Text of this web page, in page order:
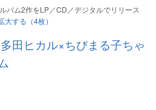
バム2作をLP／CD／デジタルでリリース
大する（4枚）
田ヒカル×ちびまる子ちゃ